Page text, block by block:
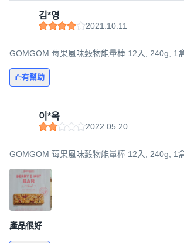
김*영
2021.10.11
GOMGOM 莓果風味穀物能量棒 12入, 240g, 1
有幫助
이*옥
2022.05.20
GOMGOM 莓果風味穀物能量棒 12入, 240g, 1
產品很好